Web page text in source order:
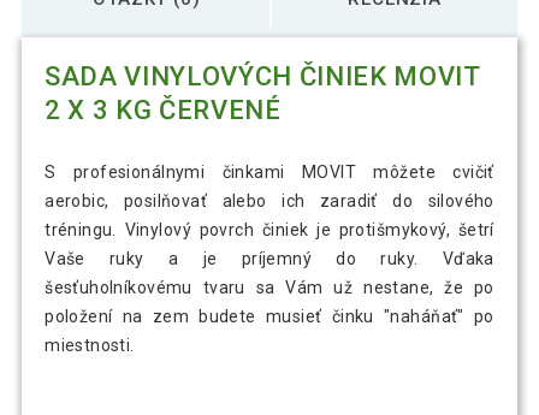
SADA VINYLOVÝCH ČINIEK MOVIT
2 X 3 KG ČERVENÉ
S profesionálnymi činkami MOVIT môžete cvičiť
aerobic, posilňovať alebo ich zaradiť do silového
tréningu. Vinylový povrch činiek je protišmykový, šetrí
Vaše ruky a je príjemný do ruky. Vďaka
šesťuholníkovému tvaru sa Vám už nestane, že po
položení na zem budete musieť činku "naháňať" po
miestnosti.